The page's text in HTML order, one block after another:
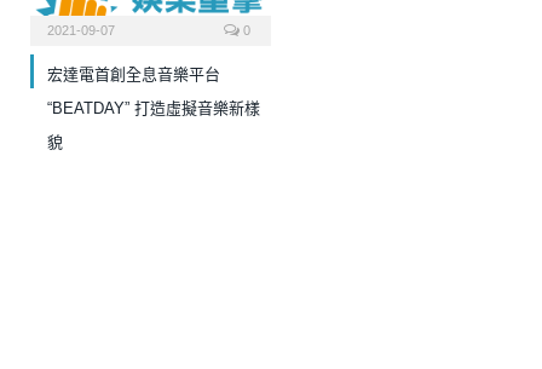
2021-09-07 0
宏達電首創全息音樂平台
“BEATDAY” 打造虛擬音樂新樣
貌